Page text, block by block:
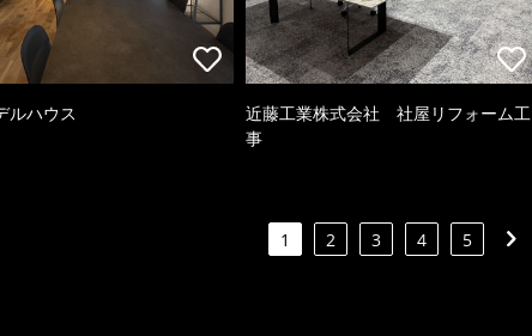
ルハウス
近藤工業株式会社 社屋リフォーム工
事
1 2 3 4 5